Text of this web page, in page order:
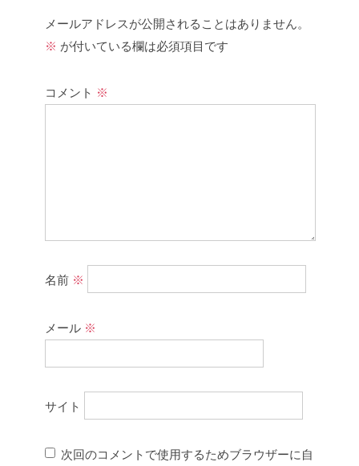
メールアドレスが公開されることはありません。
※ が付いている欄は必須項目です
コメント ※
名前 ※
メール ※
サイト
次回のコメントで使用するためブラウザーに自